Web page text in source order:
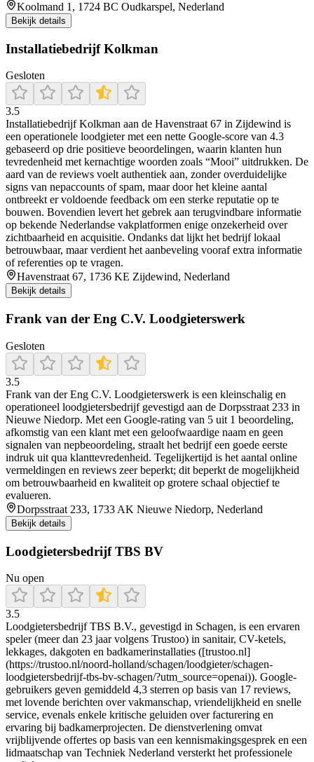
Koolmand 1, 1724 BC Oudkarspel, Nederland
Bekijk details
Installatiebedrijf Kolkman
Gesloten
3.5
Installatiebedrijf Kolkman aan de Havenstraat 67 in Zijdewind is
een operationele loodgieter met een nette Google-score van 4.3
gebaseerd op drie positieve beoordelingen, waarin klanten hun
tevredenheid met kernachtige woorden zoals “Mooi” uitdrukken. De
aard van de reviews voelt authentiek aan, zonder overduidelijke
signs van nepaccounts of spam, maar door het kleine aantal
ontbreekt er voldoende feedback om een sterke reputatie op te
bouwen. Bovendien levert het gebrek aan terugvindbare informatie
op bekende Nederlandse vakplatformen enige onzekerheid over
zichtbaarheid en acquisitie. Ondanks dat lijkt het bedrijf lokaal
betrouwbaar, maar verdient het aanbeveling vooraf extra informatie
of referenties op te vragen.
Havenstraat 67, 1736 KE Zijdewind, Nederland
Bekijk details
Frank van der Eng C.V. Loodgieterswerk
Gesloten
3.5
Frank van der Eng C.V. Loodgieterswerk is een kleinschalig en
operationeel loodgietersbedrijf gevestigd aan de Dorpsstraat 233 in
Nieuwe Niedorp. Met een Google-rating van 5 uit 1 beoordeling,
afkomstig van een klant met een geloofwaardige naam en geen
signalen van nepbeoordeling, straalt het bedrijf een goede eerste
indruk uit qua klanttevredenheid. Tegelijkertijd is het aantal online
vermeldingen en reviews zeer beperkt; dit beperkt de mogelijkheid
om betrouwbaarheid en kwaliteit op grotere schaal objectief te
evalueren.
Dorpsstraat 233, 1733 AK Nieuwe Niedorp, Nederland
Bekijk details
Loodgietersbedrijf TBS BV
Nu open
3.5
Loodgietersbedrijf TBS B.V., gevestigd in Schagen, is een ervaren
speler (meer dan 23 jaar volgens Trustoo) in sanitair, CV-ketels,
lekkages, dakgoten en badkamerinstallaties ([trustoo.nl]
(https://trustoo.nl/noord-holland/schagen/loodgieter/schagen-
loodgietersbedrijf-tbs-bv-schagen/?utm_source=openai)). Google-
gebruikers geven gemiddeld 4,3 sterren op basis van 17 reviews,
met lovende berichten over vakmanschap, vriendelijkheid en snelle
service, evenals enkele kritische geluiden over facturering en
ervaring bij badkamerprojecten. De dienstverlening omvat
vrijblijvende offertes op basis van een kennismakingsgesprek en een
lidmaatschap van Techniek Nederland versterkt het professionele